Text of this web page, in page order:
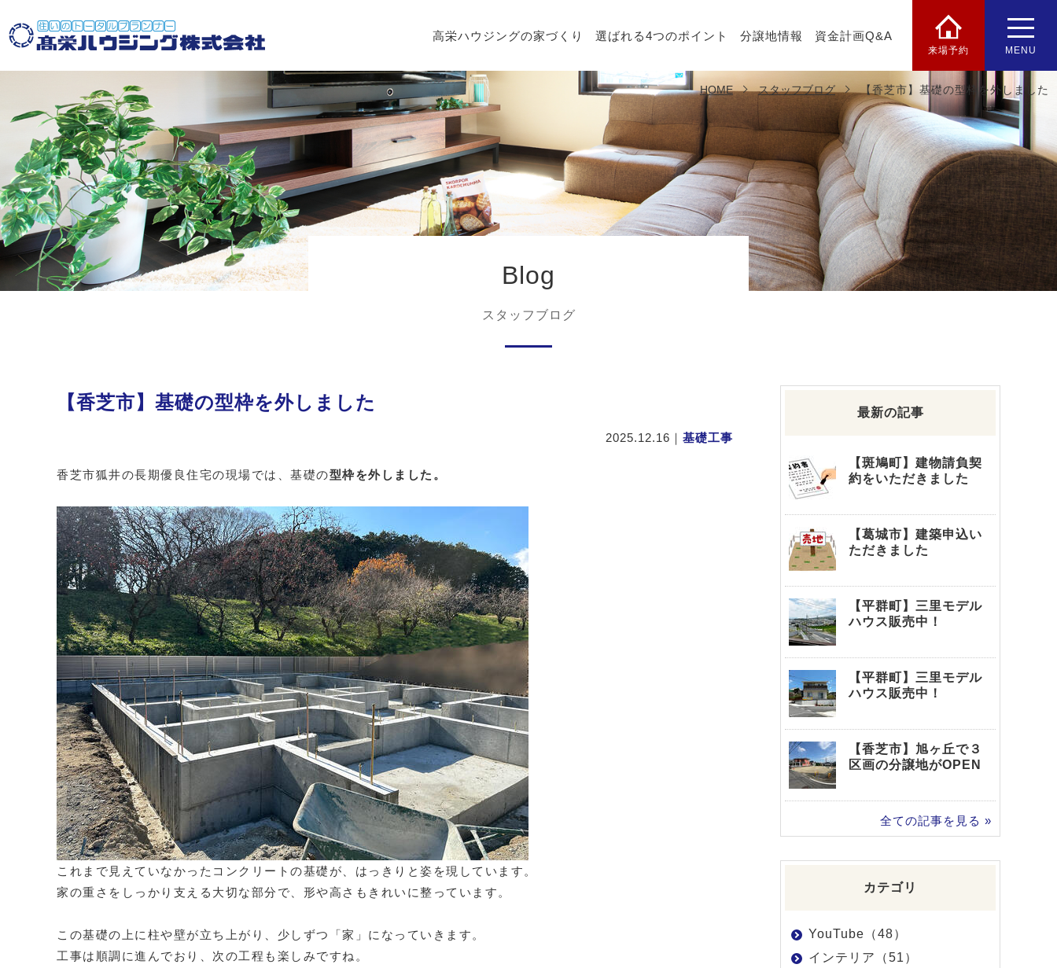
高栄ハウジングの家づくり 選ばれる4つのポイント 分譲地情報 資金計画Q&A
来場予約 MENU
Blog
スタッフブログ
HOME スタッフブログ 【香芝市】基礎の型枠を外しました
【香芝市】基礎の型枠を外しました
2025.12.16 ｜ 基礎工事
香芝市狐井の長期優良住宅の現場では、基礎の型枠を外しました。
これまで見えていなかったコンクリートの基礎が、はっきりと姿を現しています。
家の重さをしっかり支える大切な部分で、形や高さもきれいに整っています。
この基礎の上に柱や壁が立ち上がり、少しずつ「家」になっていきます。
工事は順調に進んでおり、次の工程も楽しみですね。
最新の記事
【斑鳩町】建物請負契
約をいただきました
【葛城市】建築申込い
ただきました
【平群町】三里モデル
ハウス販売中！
【平群町】三里モデル
ハウス販売中！
【香芝市】旭ヶ丘で３
区画の分譲地がOPEN
全ての記事を見る »
カテゴリ
YouTube（48）
インテリア（51）